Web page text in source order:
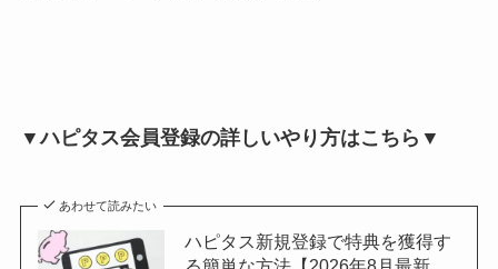
▼ハピタス会員登録の詳しいやり方はこちら▼
あわせて読みたい
ハピタス新規登録で特典を獲得す